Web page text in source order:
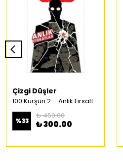
Çizgi Düşler
100 Kurşun 2 – Anlık Fırsatlar Türkçe Çizgi Roman
%33
₺ 450.00
₺ 300.00